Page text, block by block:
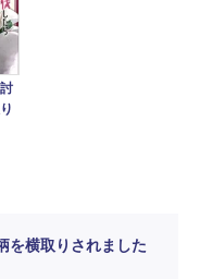
を横取りされました